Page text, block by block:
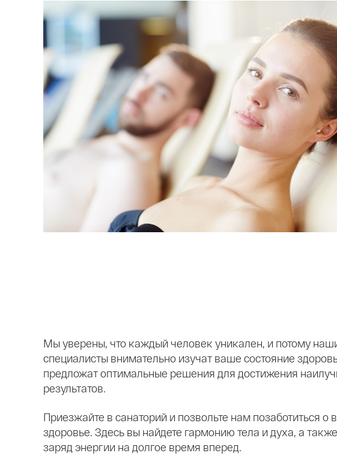
Мы уверены, что каждый человек уникален, и потому
специалисты внимательно изучат ваше состояние
предложат оптимальные решения для достижения
результатов.
Приезжайте в санаторий и позвольте нам позаботиться о
здоровье. Здесь вы найдете гармонию тела и духа, а
заряд энергии на долгое время вперед.